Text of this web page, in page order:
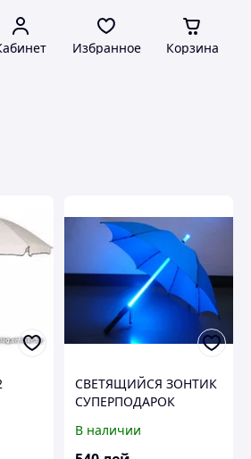
Избранное Корзина
СВЕТЯЩИЙСЯ ЗОНТИК
СУПЕРПОДАРОК
В наличии